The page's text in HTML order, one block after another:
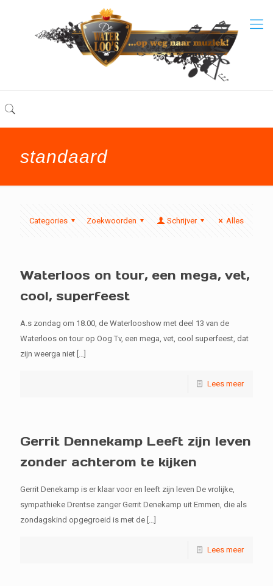
standaard
Categories Zoekwoorden Schrijver Alles
Waterloos on tour, een mega, vet,
cool, superfeest
A.s zondag om 18.00, de Waterlooshow met deel 13 van de
Waterloos on tour op Oog Tv, een mega, vet, cool superfeest, dat
zijn weerga niet
Lees meer
Gerrit Dennekamp Leeft zijn leven
zonder achterom te kijken
Gerrit Denekamp is er klaar voor en leeft zijn leven De vrolijke,
sympathieke Drentse zanger Gerrit Denekamp uit Emmen, die als
zondagskind opgegroeid is met de
Lees meer